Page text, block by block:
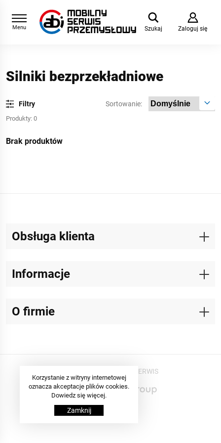
Menu Szukaj Zaloguj się
Silniki bezprzekładniowe
Filtry
Produkty: 0
Sortowanie:
Brak produktów
Obsługa klienta
Informacje
O firmie
© Copyrights 2019 ABI SERWIS
Korzystanie z witryny internetowej
oznacza akceptacje plików cookies.
Dowiedz się więcej.
Zamknij